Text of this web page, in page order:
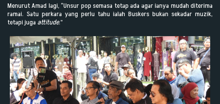
Menurut Amad lagi, “Unsur pop semasa tetap ada agar ianya mudah diterima
ramai. Satu perkara yang perlu tahu ialah Buskers bukan sekadar muzik,
tetapi juga attitude.”